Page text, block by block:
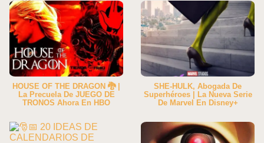
HOUSE OF THE DRAGON 🐉 |
La Precuela De JUEGO DE
TRONOS Ahora En HBO
SHE-HULK, Abogada De
Superhéroes | La Nueva Serie
De Marvel En Disney+